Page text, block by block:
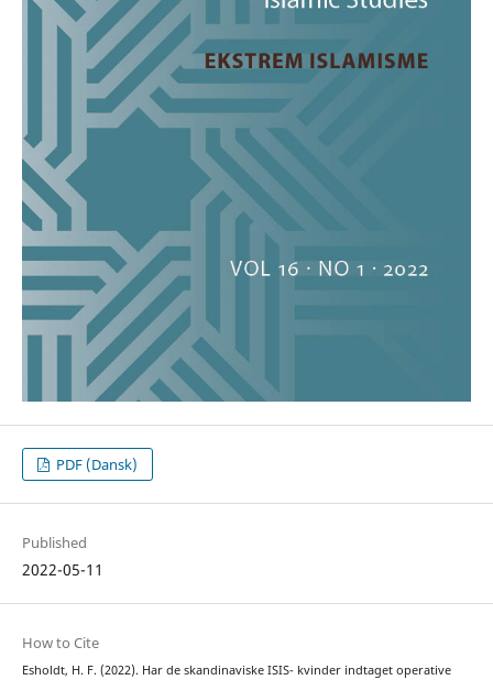
PDF (Dansk)
Published
2022-05-11
How to Cite
Esholdt, H. F. (2022). Har de skandinaviske ISIS- kvinder indtaget operative